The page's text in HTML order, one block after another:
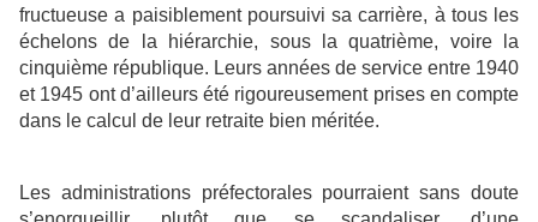
fructueuse a paisiblement poursuivi sa carrière, à tous les
échelons de la hiérarchie, sous la quatrième, voire la
cinquième république. Leurs années de service entre 1940
et 1945 ont d’ailleurs été rigoureusement prises en compte
dans le calcul de leur retraite bien méritée.
Les administrations préfectorales pourraient sans doute